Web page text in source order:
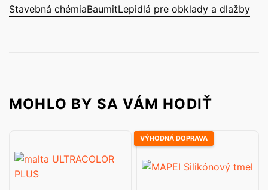
Stavebná chémiaBaumitLepidlá pre obklady a dlažby
MOHLO BY SA VÁM HODIŤ
VÝHODNÁ DOPRAVA